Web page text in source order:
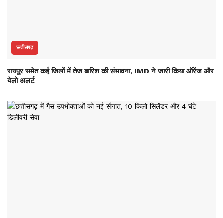
छत्तीसगढ़
रायपुर समेत कई जिलों में तेज बारिश की संभावना, IMD ने जारी किया ऑरेंज और
येलो अलर्ट